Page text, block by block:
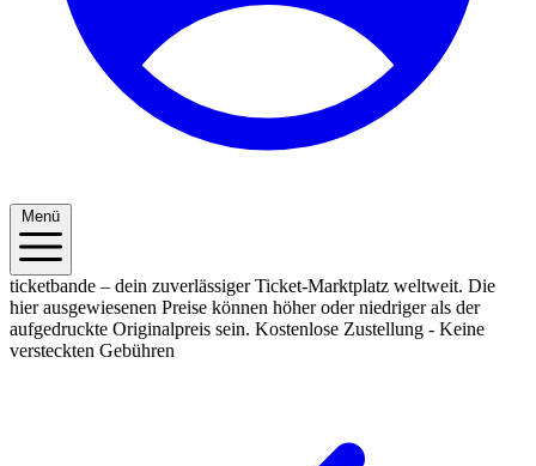
Menü
ticketbande – dein zuverlässiger Ticket-Marktplatz weltweit. Die
hier ausgewiesenen Preise können höher oder niedriger als der
aufgedruckte Originalpreis sein. Kostenlose Zustellung - Keine
versteckten Gebühren